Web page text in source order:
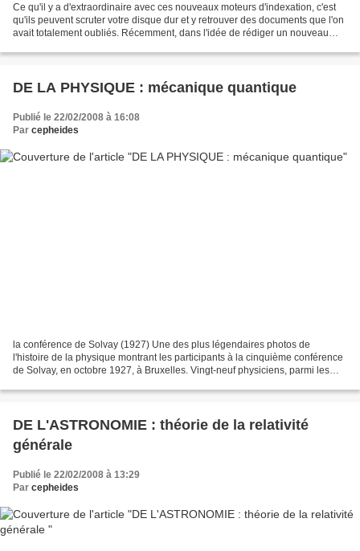
Ce qu'il y a d'extraordinaire avec ces nouveaux moteurs d'indexation, c'est
qu'ils peuvent scruter votre disque dur et y retrouver des documents que l'on
avait totalement oubliés. Récemment, dans l'idée de rédiger un nouveau
DE LA PHYSIQUE : mécanique quantique
Publié le 22/02/2008 à 16:08
Par cepheides
la conférence de Solvay (1927) Une des plus légendaires photos de
l'histoire de la physique montrant les participants à la cinquième conférence
de Solvay, en octobre 1927, à Bruxelles. Vingt-neuf physiciens, parmi les
DE L'ASTRONOMIE : théorie de la relativité
générale
Publié le 22/02/2008 à 13:29
Par cepheides